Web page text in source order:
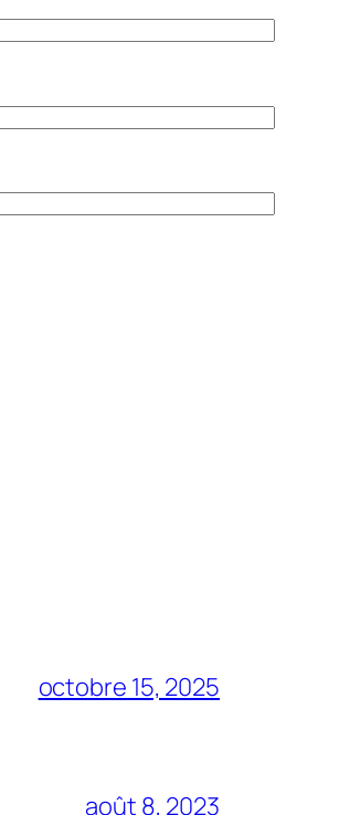
octobre 15, 2025
août 8, 2023